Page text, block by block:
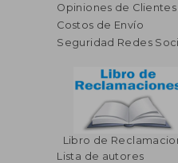
45%
dcto.
$ 36.79
$ 20.23
Opiniones de Clientes
Costos de Envío
Seguridad Redes
Libro de
Lista de autores